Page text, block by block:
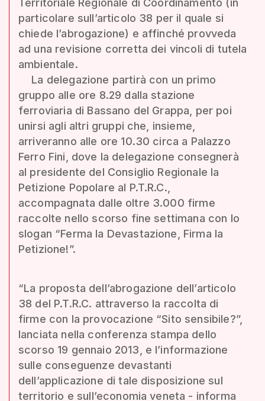
Territoriale Regionale di Coordinamento (in
particolare sull’articolo 38 per il quale si
chiede l’abrogazione) e affinché provveda
ad una revisione corretta dei vincoli di tutela
ambientale.
La delegazione partirà con un primo
gruppo alle ore 8.29 dalla stazione
ferroviaria di Bassano del Grappa, per poi
unirsi agli altri gruppi che, insieme,
arriveranno alle ore 10.30 circa a Palazzo
Ferro Fini, dove la delegazione consegnerà
al presidente del Consiglio Regionale la
Petizione Popolare al P.T.R.C.,
accompagnata dalle oltre 3.000 firme
raccolte nello scorso fine settimana con lo
slogan “Ferma la Devastazione, Firma la
Petizione!”.
“La proposta dell’abrogazione dell’articolo
38 del P.T.R.C. attraverso la raccolta di
firme con la provocazione “Sito sensibile?”,
lanciata nella conferenza stampa dello
scorso 19 gennaio 2013, e l’informazione
sulle conseguenze devastanti
dell’applicazione di tale disposizione sul
territorio e sull’economia veneta - informa